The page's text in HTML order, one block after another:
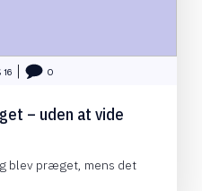
16 0
– uden at vide
blev præget, mens det